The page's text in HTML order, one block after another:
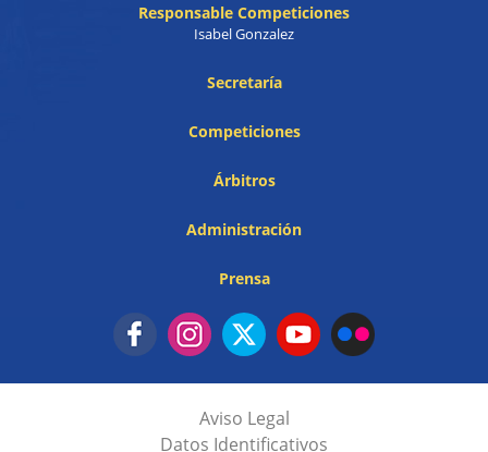
Responsable Competiciones
Isabel Gonzalez
Secretaría
Competiciones
Árbitros
Administración
Prensa
Aviso Legal
Datos Identificativos